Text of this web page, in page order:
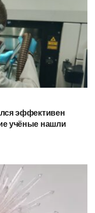
эффективен
учёные нашли